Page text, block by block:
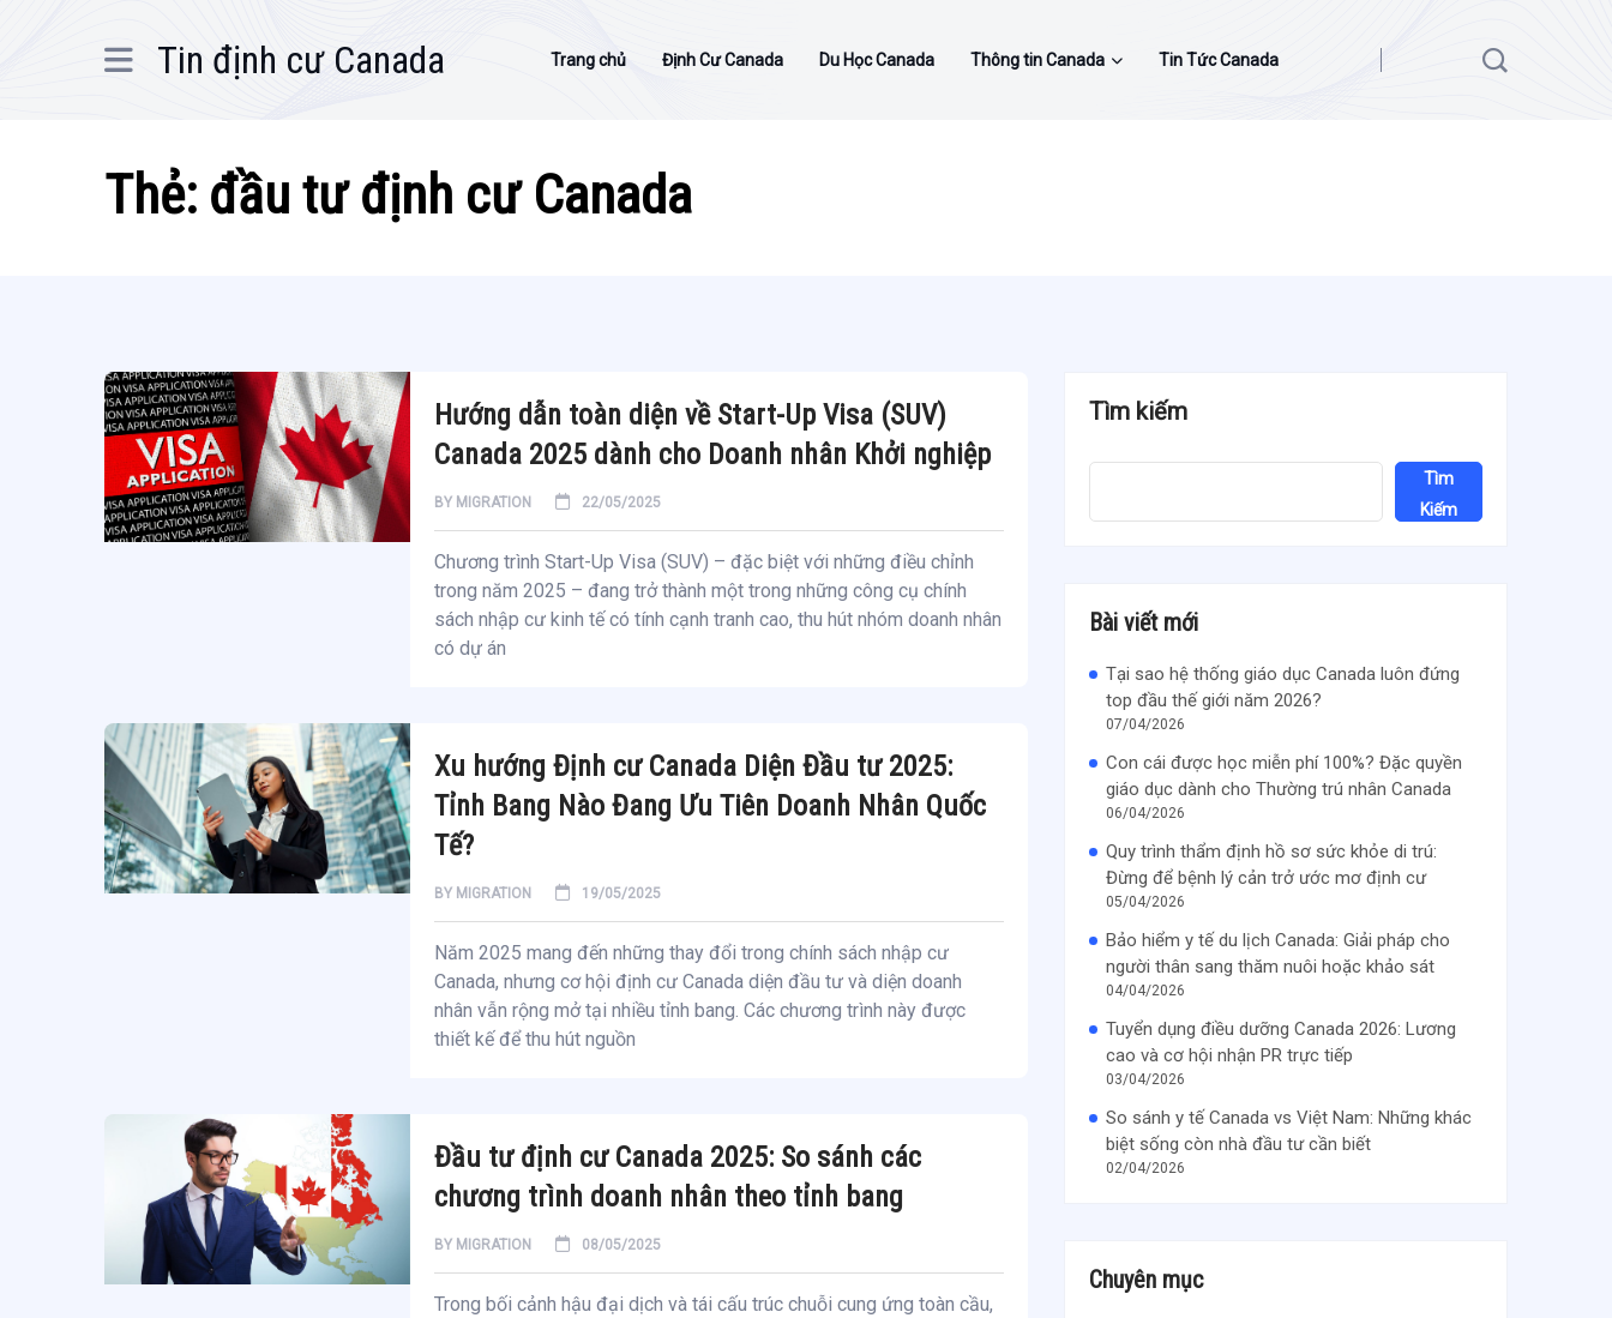
Tin định cư Canada Trang chủ Định Cư Canada Du Học Canada Thông tin Canada Tin Tức Canada
Thẻ: đầu tư định cư Canada
Hướng dẫn toàn diện về Start-Up Visa (SUV)
Canada 2025 dành cho Doanh nhân Khởi nghiệp
BY MIGRATION 22/05/2025
Chương trình Start-Up Visa (SUV) – đặc biệt với những điều chỉnh
trong năm 2025 – đang trở thành một trong những công cụ chính
sách nhập cư kinh tế có tính cạnh tranh cao, thu hút nhóm doanh nhân
có dự án
Xu hướng Định cư Canada Diện Đầu tư 2025:
Tỉnh Bang Nào Đang Ưu Tiên Doanh Nhân Quốc
Tế?
BY MIGRATION 19/05/2025
Năm 2025 mang đến những thay đổi trong chính sách nhập cư
Canada, nhưng cơ hội định cư Canada diện đầu tư và diện doanh
nhân vẫn rộng mở tại nhiều tỉnh bang. Các chương trình này được
thiết kế để thu hút nguồn
Đầu tư định cư Canada 2025: So sánh các
chương trình doanh nhân theo tỉnh bang
BY MIGRATION 08/05/2025
Trong bối cảnh hậu đại dịch và tái cấu trúc chuỗi cung ứng toàn cầu,
Tìm kiếm
Tìm
Kiếm
Bài viết mới
Tại sao hệ thống giáo dục Canada luôn đứng
top đầu thế giới năm 2026?
07/04/2026
Con cái được học miễn phí 100%? Đặc quyền
giáo dục dành cho Thường trú nhân Canada
06/04/2026
Quy trình thẩm định hồ sơ sức khỏe di trú:
Đừng để bệnh lý cản trở ước mơ định cư
05/04/2026
Bảo hiểm y tế du lịch Canada: Giải pháp cho
người thân sang thăm nuôi hoặc khảo sát
04/04/2026
Tuyển dụng điều dưỡng Canada 2026: Lương
cao và cơ hội nhận PR trực tiếp
03/04/2026
So sánh y tế Canada vs Việt Nam: Những khác
biệt sống còn nhà đầu tư cần biết
02/04/2026
Chuyên mục